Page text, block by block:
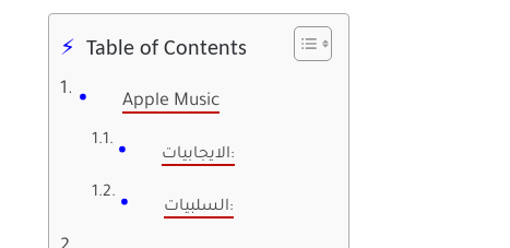
Table of Contents
Apple Music
الايجابيات:
السلبيات: